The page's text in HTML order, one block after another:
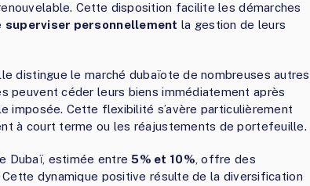
Cette disposition facilite les démarches
superviser personnellement la gestion de leurs
distingue le marché dubaïote de nombreuses autres
peuvent céder leurs biens immédiatement après
imposée. Cette flexibilité s’avère particulièrement
à court terme ou les réajustements de portefeuille.
Dubaï, estimée entre5% et 10% , offre des
dynamique positive résulte de la diversification